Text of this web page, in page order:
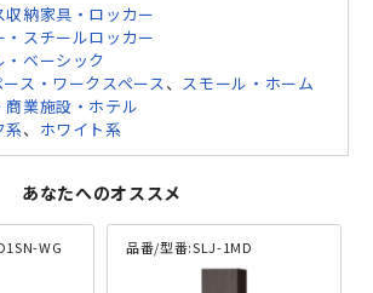
収納家具・ロッカー
・スチールロッカー
・ベーシック
ス・ワークスペース 、 スモール・ホーム
商業施設・ホテル
系、 ホワイト系
あなたへのオススメ
WG 品番/型番:SLJ-1MD